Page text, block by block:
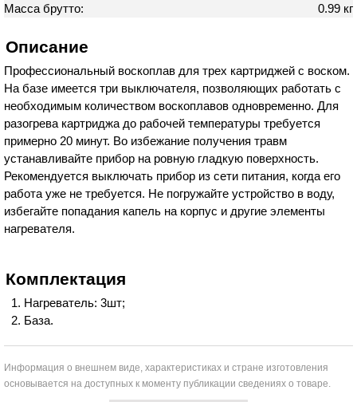
Масса брутто: 0.99 кг
Описание
Профессиональный воскоплав для трех картриджей с воском.
На базе имеется три выключателя, позволяющих работать с
необходимым количеством воскоплавов одновременно. Для
разогрева картриджа до рабочей температуры требуется
примерно 20 минут. Во избежание получения травм
устанавливайте прибор на ровную гладкую поверхность.
Рекомендуется выключать прибор из сети питания, когда его
работа уже не требуется. Не погружайте устройство в воду,
избегайте попадания капель на корпус и другие элементы
нагревателя.
Комплектация
Нагреватель: 3шт;
База.
Информация о внешнем виде, характеристиках и стране изготовления
основывается на доступных к моменту публикации сведениях о товаре.